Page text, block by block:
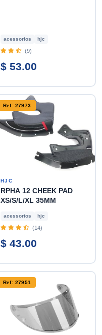
acessorios hjc
(9)
$ 53.00
Ref: 27973
HJC
RPHA 12 CHEEK PAD
XS/S/L/XL 35MM
acessorios hjc
(14)
$ 43.00
Ref: 27951